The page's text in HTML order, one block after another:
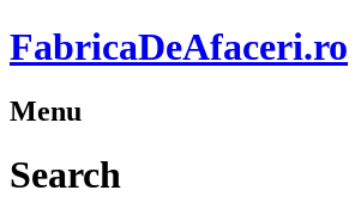
FabricaDeAfaceri.ro
Menu
Search